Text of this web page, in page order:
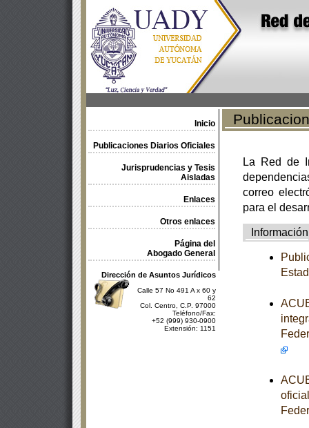
Inicio
Publicaciones Diarios Oficiales
Jurisprudencias y Tesis
Aisladas
Enlaces
Otros enlaces
Página del
Abogado General
Dirección de Asuntos Jurídicos
Calle 57 No 491 A x 60 y
62
Col. Centro, C.P. 97000
Teléfono/Fax:
+52 (999) 930-0900
Extensión: 1151
La Red de
correo
para el
Información